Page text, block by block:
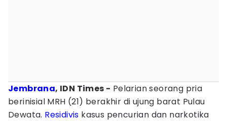
Jembrana, IDN Times - Pelarian seorang pria
berinisial MRH (21) berakhir di ujung barat Pulau
Dewata. Residivis kasus pencurian dan narkotika